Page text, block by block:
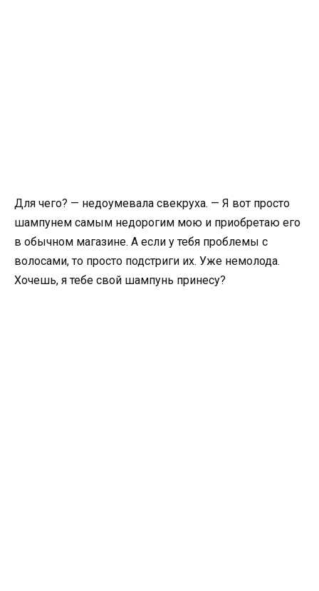
Для чего? — недоумевала свекруха. — Я вот просто
шампунем самым недорогим мою и приобретаю его
в обычном магазине. А если у тебя проблемы с
волосами, то просто подстриги их. Уже немолода.
Хочешь, я тебе свой шампунь принесу?